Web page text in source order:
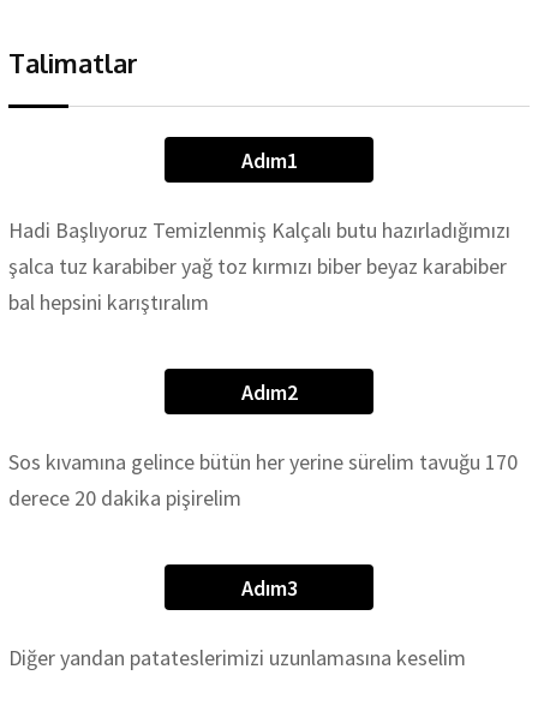
Talimatlar
Adım1
Hadi Başlıyoruz Temizlenmiş Kalçalı butu hazırladığımızı
şalca tuz karabiber yağ toz kırmızı biber beyaz karabiber
bal hepsini karıştıralım
Adım2
Sos kıvamına gelince bütün her yerine sürelim tavuğu 170
derece 20 dakika pişirelim
Adım3
Diğer yandan patateslerimizi uzunlamasına keselim